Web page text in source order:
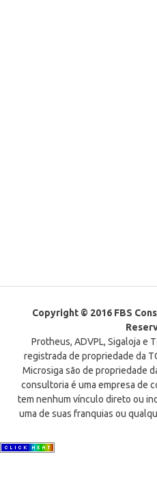
Copyright © 2016 FBS
Protheus, ADVPL, Sigaloja e
registrada de propriedade da
Microsiga são de propriedade
consultoria é uma empresa de
tem nenhum vínculo direto ou
uma de suas franquias ou